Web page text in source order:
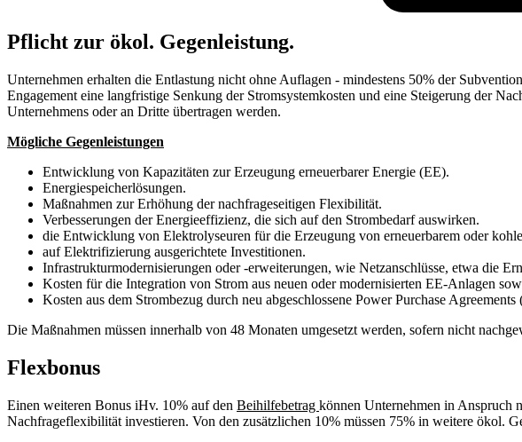
Pflicht zur ökol. Gegenleistung.
Unternehmen erhalten die Entlastung nicht ohne Auflagen - mindestens 50% der
Engagement eine langfristige Senkung der Stromsystemkosten und eine Steigerung der
Unternehmens oder an Dritte übertragen werden.
Mögliche Gegenleistungen
Entwicklung von Kapazitäten zur Erzeugung erneuerbarer Energie (EE).
Energiespeicherlösungen.
Maßnahmen zur Erhöhung der nachfrageseitigen Flexibilität.
Verbesserungen der Energieeffizienz, die sich auf den Strombedarf auswirken.
die Entwicklung von Elektrolyseuren für die Erzeugung von erneuerbarem oder
auf Elektrifizierung ausgerichtete Investitionen.
Infrastrukturmodernisierungen oder -erweiterungen, wie Netzanschlüsse, etwa die
Kosten für die Integration von Strom aus neuen oder modernisierten EE-Anlagen
Kosten aus dem Strombezug durch neu abgeschlossene Power Purchase
Die Maßnahmen müssen innerhalb von 48 Monaten umgesetzt werden, sofern nicht
Flexbonus
Einen weiteren Bonus iHv. 10% auf den Beihilfebetrag können Unternehmen in Anspruch
Nachfrageflexibilität investieren. Von den zusätzlichen 10% müssen 75% in weitere ökol.